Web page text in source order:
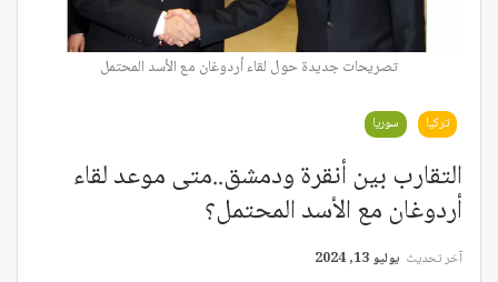
تصريحات جديدة حول لقاء أردوغان مع الأسد المحتمل
تركيا سوريا
التقارب بين أنقرة ودمشق..متى موعد لقاء
أردوغان مع الأسد المحتمل؟
آخر تحديث يوليو 13, 2024